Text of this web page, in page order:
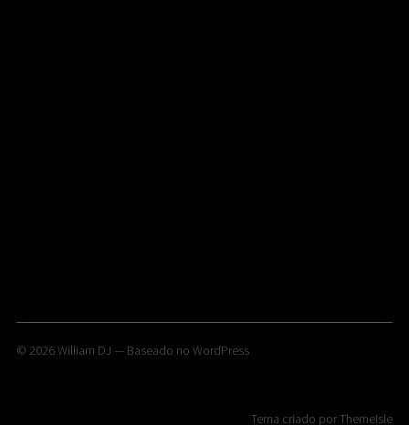
© 2026William DJ — Baseado no WordPress
Tema criado porThemeIsle